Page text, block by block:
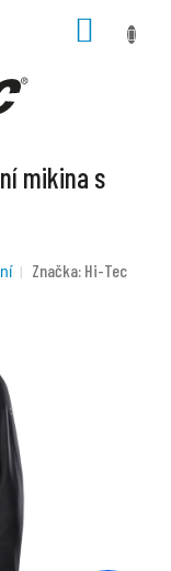
mikina s
Značka: Hi-Tec